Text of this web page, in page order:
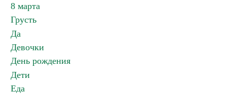
8 марта
Грусть
Да
Девочки
День рождения
Дети
Еда